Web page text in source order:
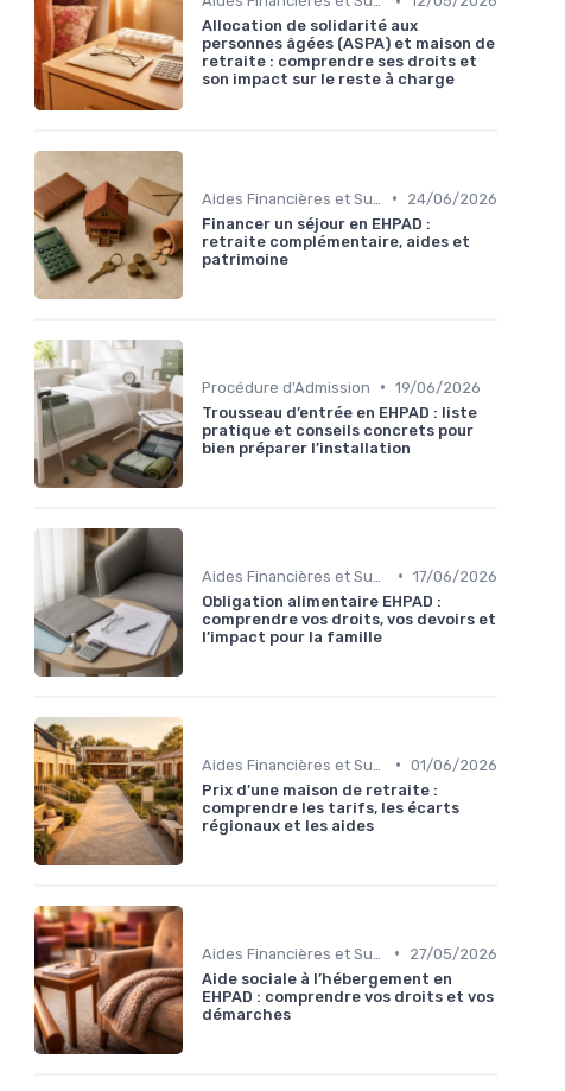
Allocation de solidarité aux
personnes âgées (ASPA) et maison de
retraite : comprendre ses droits et
son impact sur le reste à charge
•
24/06/2026
Financer un séjour en EHPAD :
retraite complémentaire, aides et
patrimoine
Procédure d'Admission • 19/06/2026
Trousseau d’entrée en EHPAD : liste
pratique et conseils concrets pour
bien préparer l’installation
• 17/06/2026
Obligation alimentaire EHPAD :
comprendre vos droits, vos devoirs et
l’impact pour la famille
• 01/06/2026
Prix d’une maison de retraite :
comprendre les tarifs, les écarts
régionaux et les aides
•
27/05/2026
Aide sociale à l’hébergement en
EHPAD : comprendre vos droits et vos
démarches